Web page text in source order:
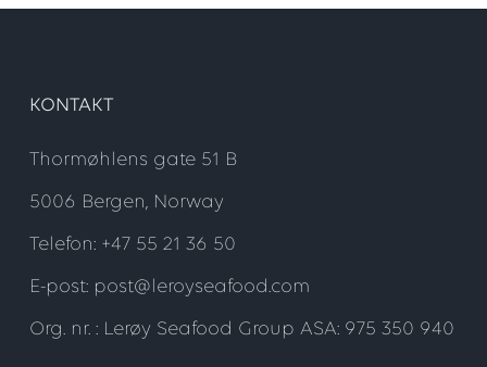
KONTAKT
Thormøhlens gate 51 B
5006 Bergen, Norway
Telefon: +47 55 21 36 50
E-post: post@leroyseafood.com
Org. nr. : Lerøy Seafood Group ASA: 975 350 940